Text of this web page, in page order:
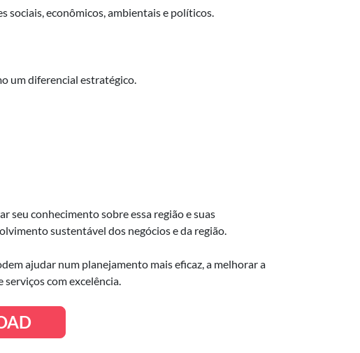
sociais, econômicos, ambientais e políticos.
um diferencial estratégico.
seu conhecimento sobre essa região e suas
sustentável dos negócios e da região.
ajudar num planejamento mais eficaz, a melhorar a
com excelência.